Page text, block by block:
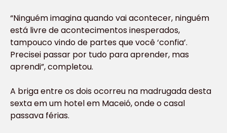
“Ninguém imagina quando vai acontecer, ninguém
está livre de acontecimentos inesperados,
tampouco vindo de partes que você ‘confia’.
Precisei passar por tudo para aprender, mas
aprendi”, completou.
A briga entre os dois ocorreu na madrugada desta
sexta em um hotel em Maceió, onde o casal
passava férias.